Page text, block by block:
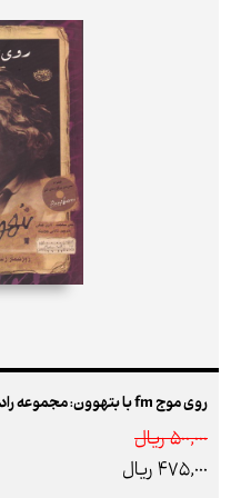
روی موج fm با بتهوون: مجموعه رادیوی قدیمی
500,000 ريال
475,000 ريال